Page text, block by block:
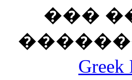
��� ��